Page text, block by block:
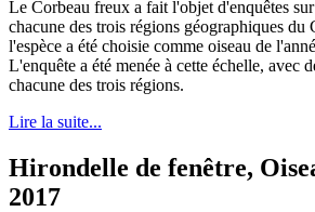
Le Corbeau freux a fait l'objet d'enquêtes
chacune des trois régions géographiques du
l'espèce a été choisie comme oiseau de
L'enquête a été menée à cette échelle, avec
chacune des trois régions.
Lire la suite...
Hirondelle de fenêtre,
2017